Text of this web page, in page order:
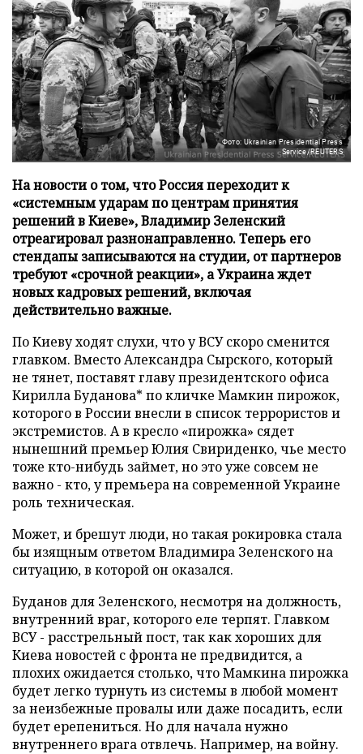
Фото: Ukrainian Presidential Press
Service/REUTERS
На новости о том, что Россия переходит к
«системным ударам по центрам принятия
решений в Киеве», Владимир Зеленский
отреагировал разнонаправленно. Теперь его
стендапы записываются на студии, от партнеров
требуют «срочной реакции», а Украина ждет
новых кадровых решений, включая
действительно важные.
По Киеву ходят слухи, что у ВСУ скоро сменится
главком. Вместо Александра Сырского, который
не тянет, поставят главу президентского офиса
Кирилла Буданова* по кличке Мамкин пирожок,
которого в России внесли в список террористов и
экстремистов. А в кресло «пирожка» сядет
нынешний премьер Юлия Свириденко, чье место
тоже кто-нибудь займет, но это уже совсем не
важно - кто, у премьера на современной Украине
роль техническая.
Может, и брешут люди, но такая рокировка стала
бы изящным ответом Владимира Зеленского на
ситуацию, в которой он оказался.
Буданов для Зеленского, несмотря на должность,
внутренний враг, которого еле терпят. Главком
ВСУ - расстрельный пост, так как хороших для
Киева новостей с фронта не предвидится, а
плохих ожидается столько, что Мамкина пирожка
будет легко турнуть из системы в любой момент
за неизбежные провалы или даже посадить, если
будет ерепениться. Но для начала нужно
внутреннего врага отвлечь. Например, на войну.